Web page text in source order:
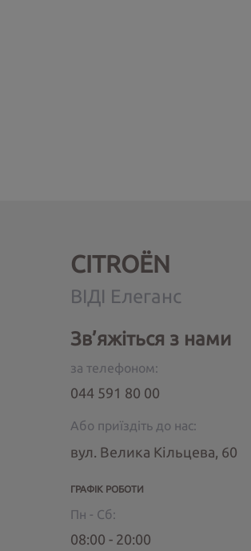
CITROËN
ВІДІ Елеганс
Зв’яжіться з нами
за телефоном:
044 591 80 00
Або приїздіть до нас:
вул. Велика Кільцева, 60
ГРАФІК РОБОТИ
Пн - Сб:
08:00 - 20:00